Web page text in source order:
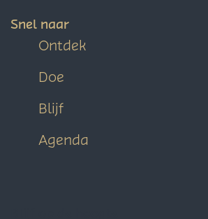
Snel naar
Ontdek
Doe
Blijf
Agenda